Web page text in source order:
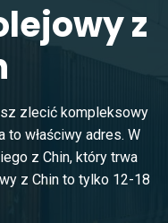
lejowyz
zlecić kompleksowy
właściwy adres. W
z Chin, który trwa
z Chin to tylko 12-18